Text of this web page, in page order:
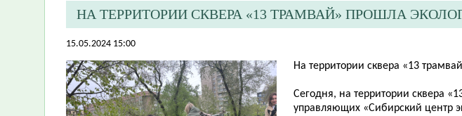
​НА ТЕРРИТОРИИ СКВЕРА «13 ТРАМВАЙ» ПРОШЛА
15.05.2024 15:00
​На территории сквера «13
Сегодня, на территории сквера
управляющих «Сибирский центр